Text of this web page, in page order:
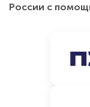
России с